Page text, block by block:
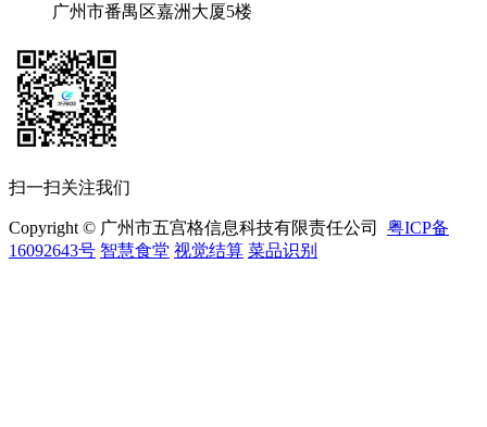
广州市番禺区嘉洲大厦5楼
扫一扫关注我们
Copyright © 广州市五宫格信息科技有限责任公司 粤ICP备
16092643号 智慧食堂 视觉结算 菜品识别